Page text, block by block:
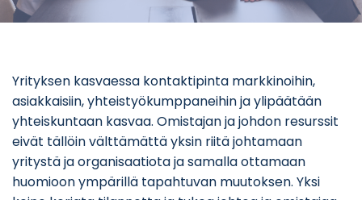
Yrityksen kasvaessa kontaktipinta markkinoihin,
asiakkaisiin, yhteistyökumppaneihin ja ylipäätään
yhteiskuntaan kasvaa. Omistajan ja johdon resurssit
eivät tällöin välttämättä yksin riitä johtamaan
yritystä ja organisaatiota ja samalla ottamaan
huomioon ympärillä tapahtuvan muutoksen. Yksi